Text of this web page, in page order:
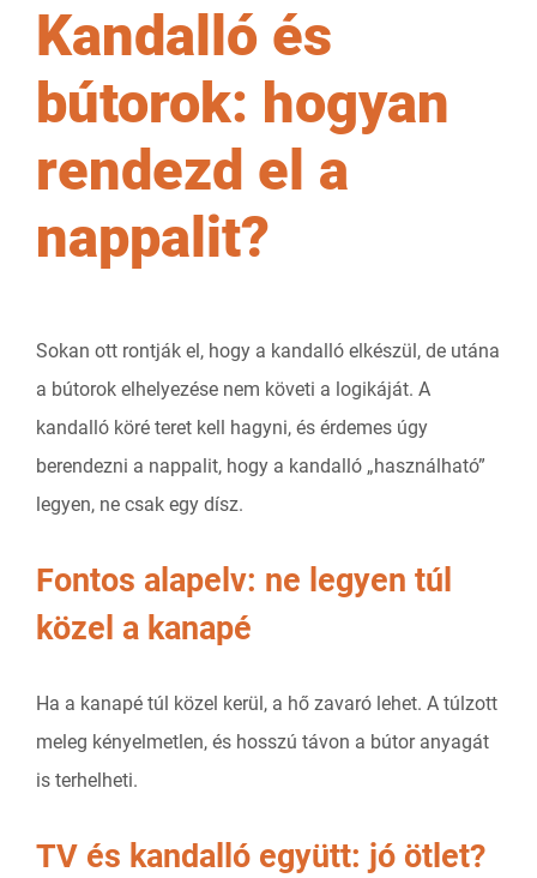
Kandalló és
bútorok: hogyan
rendezd el a
nappalit?
Sokan ott rontják el, hogy a kandalló elkészül, de utána
a bútorok elhelyezése nem követi a logikáját. A
kandalló köré teret kell hagyni, és érdemes úgy
berendezni a nappalit, hogy a kandalló „használható”
legyen, ne csak egy dísz.
Fontos alapelv: ne legyen túl
közel a kanapé
Ha a kanapé túl közel kerül, a hő zavaró lehet. A túlzott
meleg kényelmetlen, és hosszú távon a bútor anyagát
is terhelheti.
TV és kandalló együtt: jó ötlet?